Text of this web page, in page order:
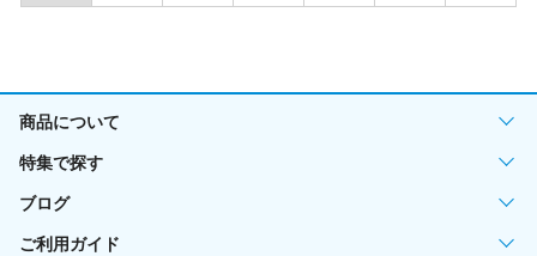
商品について
特集で探す
ブログ
ご利用ガイド